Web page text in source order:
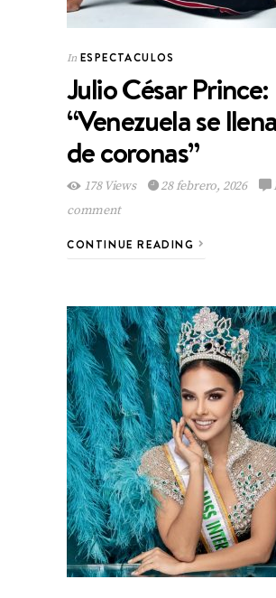
In ESPECTACULOS
Julio César Prince:
“Venezuela se
de coronas”
178 Views 28 febrero, 2026
comment
CONTINUE READING